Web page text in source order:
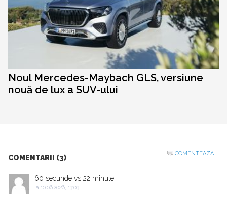
Noul Mercedes-Maybach GLS, versiune
nouă de lux a SUV-ului
COMENTARII (3)
COMENTEAZA
60 secunde vs 22 minute
la 10.06.2026, 13:03